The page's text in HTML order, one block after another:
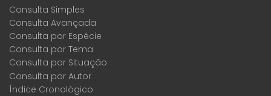
Consulta Simples
Consulta Avançada
Consulta por Espécie
Consulta por Tema
Consulta por Situação
Consulta por Autor
Índice Cronológico